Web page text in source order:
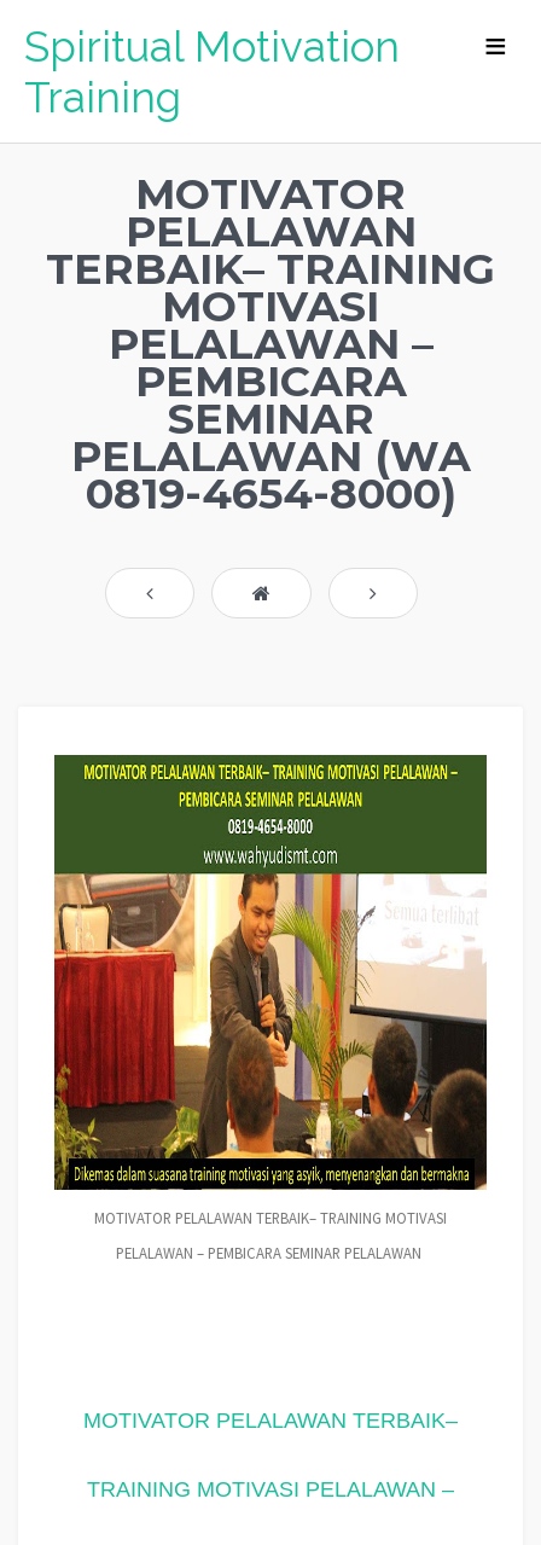
Spiritual Motivation
Training
MOTIVATOR
PELALAWAN
TERBAIK– TRAINING
MOTIVASI
PELALAWAN –
PEMBICARA
SEMINAR
PELALAWAN (WA
0819-4654-8000)
MOTIVATOR PELALAWAN TERBAIK– TRAINING MOTIVASI
PELALAWAN – PEMBICARA SEMINAR PELALAWAN
MOTIVATOR PELALAWAN TERBAIK–
TRAINING MOTIVASI PELALAWAN –